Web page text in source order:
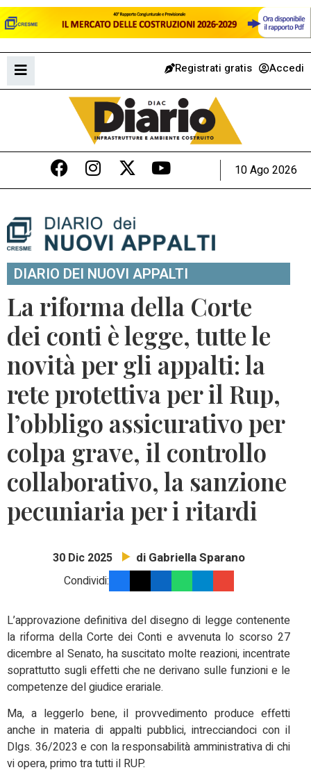
Registrati gratis Accedi
10 Ago 2026
DIARIO DEI NUOVI APPALTI
La riforma della Corte
dei conti è legge, tutte le
novità per gli appalti: la
rete protettiva per il Rup,
l’obbligo assicurativo per
colpa grave, il controllo
collaborativo, la sanzione
pecuniaria per i ritardi
30 Dic 2025 di Gabriella Sparano
Condividi:
L’approvazione definitiva del disegno di legge contenente
la riforma della Corte dei Conti e avvenuta lo scorso 27
dicembre al Senato, ha suscitato molte reazioni, incentrate
soprattutto sugli effetti che ne derivano sulle funzioni e le
competenze del giudice erariale.
Ma, a leggerlo bene, il provvedimento produce effetti
anche in materia di appalti pubblici, intrecciandoci con il
Dlgs. 36/2023 e con la responsabilità amministrativa di chi
vi opera, primo tra tutti il RUP.